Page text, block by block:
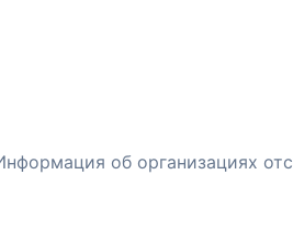
об организациях